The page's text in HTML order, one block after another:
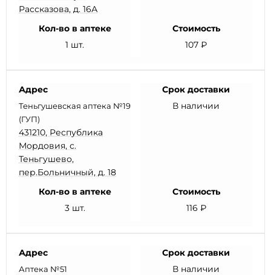
Рассказова, д. 16А
Кол-во в аптеке
1 шт.
Стоимость
107 ₽
Адрес
Теньгушевская аптека №19
(ГУП)
431210, Республика
Мордовия, с.
Теньгушево,
пер.Больничный, д. 18
Срок доставки
В наличии
Кол-во в аптеке
3 шт.
Стоимость
116 ₽
Адрес
Аптека №51
Срок доставки
В наличии